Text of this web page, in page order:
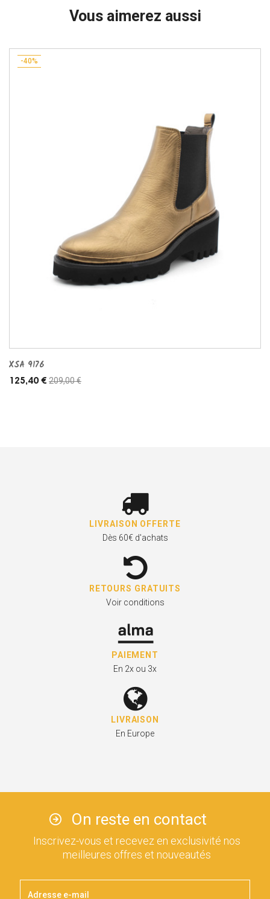
Vous aimerez aussi
-40%
XSA 9176
125,40 € 209,00 €
LIVRAISON OFFERTE
Dès 60€ d'achats
RETOURS GRATUITS
Voir conditions
PAIEMENT
En 2x ou 3x
LIVRAISON
En Europe
On reste en contact
Inscrivez-vous et recevez en exclusivité nos
meilleures offres et nouveautés